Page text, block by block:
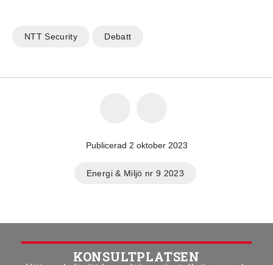
NTT Security Debatt
Publicerad 2 oktober 2023
Energi & Miljö nr 9 2023
KONSULTPLATSEN